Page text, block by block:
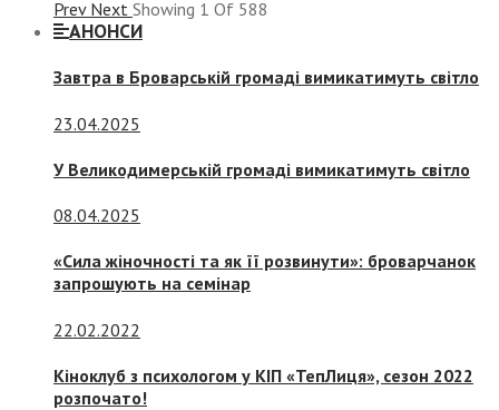
Prev Next Showing 1 Of 588
АНОНСИ
Завтра в Броварській громаді вимикатимуть світло
23.04.2025
У Великодимерській громаді вимикатимуть світло
08.04.2025
«Сила жіночності та як її розвинути»: броварчанок
запрошують на семінар
22.02.2022
Кіноклуб з психологом у КІП «ТепЛиця», сезон 2022
розпочато!